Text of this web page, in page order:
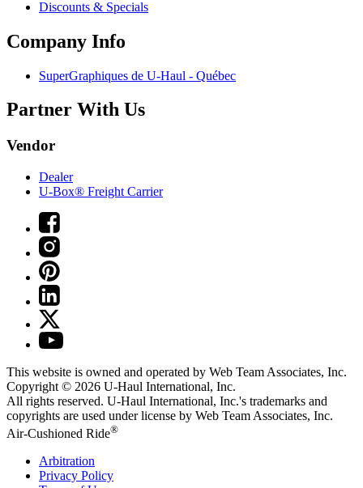
Discounts & Specials
Company Info
SuperGraphiques de U-Haul - Québec
Partner With Us
Vendor
Dealer
U-Box® Freight Carrier
This website is owned and operated by Web Team Associates, Inc.
Copyright © 2026 U-Haul International, Inc.
All rights reserved. U-Haul International, Inc.'s trademarks and
copyrights are used under license by Web Team Associates, Inc.
Air-Cushioned Ride®
Arbitration
Privacy Policy